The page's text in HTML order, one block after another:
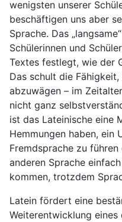
wenigsten unserer
beschäftigen uns aber
Sprache. Das
Schülerinnen und
Textes festlegt, wie der
Das schult die
abzuwägen – im
nicht ganz
ist das Lateinische eine
Hemmungen haben, ein
Fremdsprache zu
anderen Sprache
kommen, trotzdem
Latein fördert eine
Weiterentwicklung